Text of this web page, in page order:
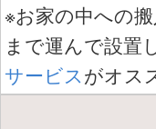
※お家の中への
まで運んで設置
サービスがオス